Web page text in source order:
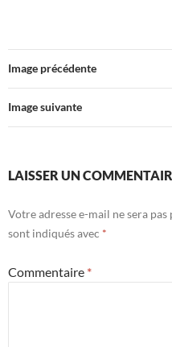
Image précédente
Image suivante
LAISSER UN
Votre adresse e-mail ne sera pas
sont indiqués avec *
Commentaire *